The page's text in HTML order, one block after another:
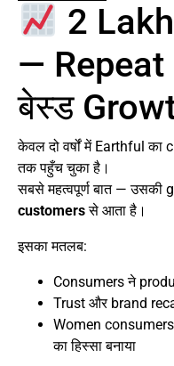
2
— Repeat
बेस्ड
केवल दो वर्षों में Earthful का
तक पहुँच चुका है।
सबसे महत्वपूर्ण बात — उसकी
customersसे आता है।
इसका मतलब:
Consumers ने
Trust और brand
Women
का हिस्सा बनाया